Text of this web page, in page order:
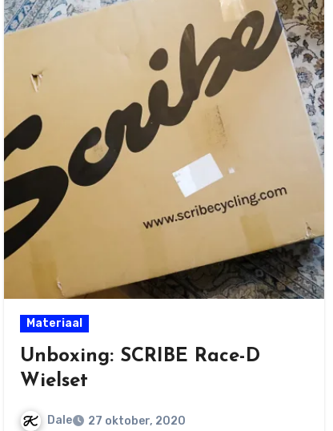
Materiaal
Unboxing: SCRIBE Race-D
Wielset
Dale 27 oktober, 2020